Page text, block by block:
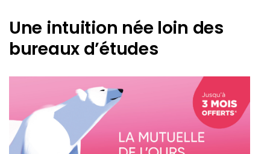
Une intuition née loin des
bureaux d’études